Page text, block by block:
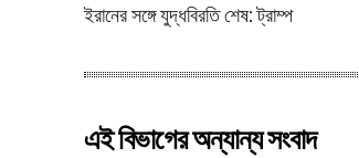
ইরানের সঙ্গে যুদ্ধবিরতি শেষ: ট্রাম্প
এই বিভাগের অন্যান্য সংবাদ